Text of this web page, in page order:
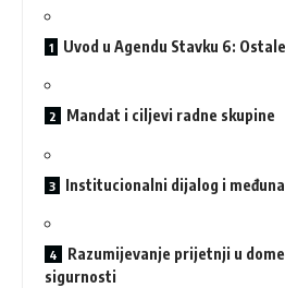
Uvod u Agendu Stavku 6:
Mandat i ciljevi radne skupine
Institucionalni dijalog i
Razumijevanje prijetnji u
sigurnosti